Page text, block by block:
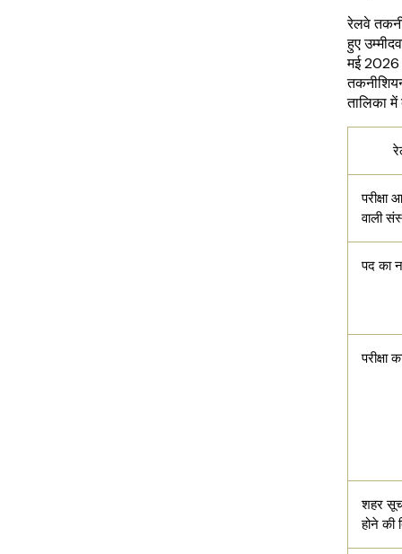
रेलवे
हुए
मई 2026
तालिका
वाली
पद का
परीक्षा
शहर
होने की